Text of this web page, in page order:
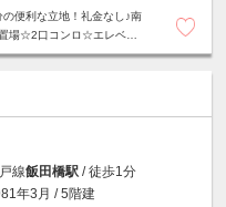
便利な立地！礼金なし♪南
場☆2口コンロ☆エレベータ
線飯田橋駅 / 徒歩1分
年3月 / 5階建